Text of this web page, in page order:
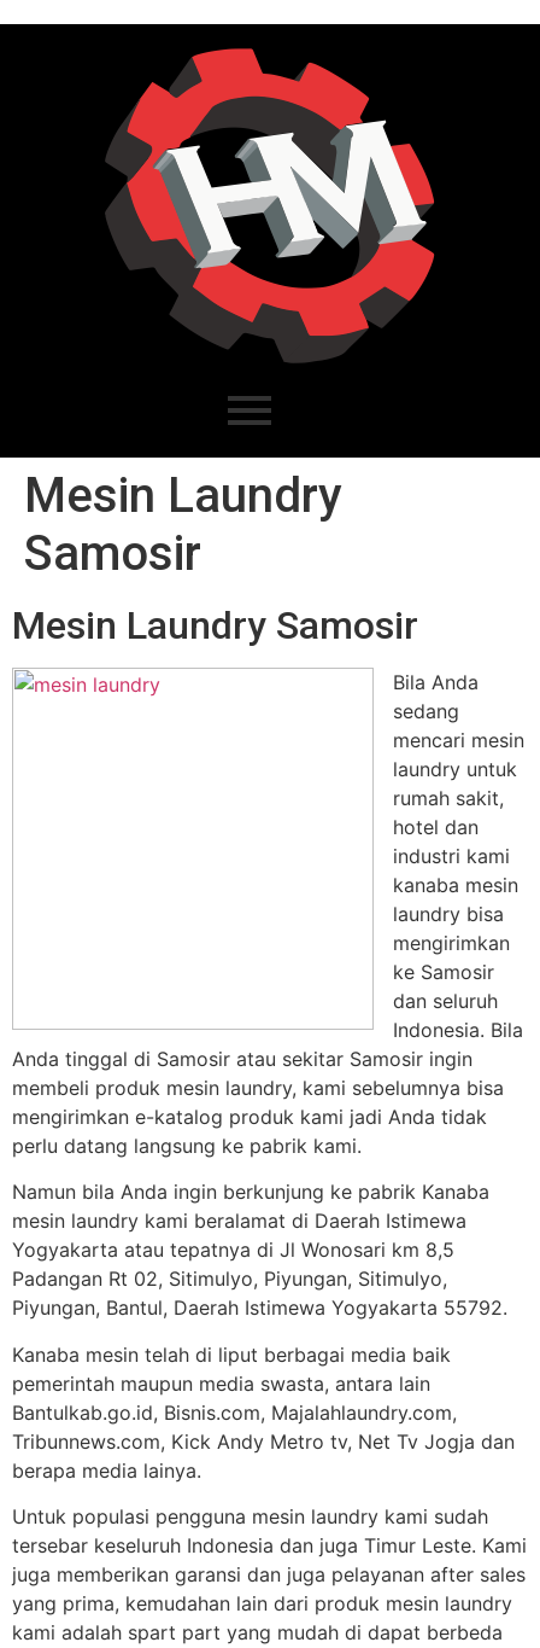
Mesin Laundry
Samosir
Mesin Laundry Samosir
Bila Anda
sedang
mencari mesin
laundry untuk
rumah sakit,
hotel dan
industri kami
kanaba mesin
laundry bisa
mengirimkan
ke Samosir
dan seluruh
Indonesia. Bila
Anda tinggal di Samosir atau sekitar Samosir ingin
membeli produk mesin laundry, kami sebelumnya bisa
mengirimkan e-katalog produk kami jadi Anda tidak
perlu datang langsung ke pabrik kami.
Namun bila Anda ingin berkunjung ke pabrik Kanaba
mesin laundry kami beralamat di Daerah Istimewa
Yogyakarta atau tepatnya di Jl Wonosari km 8,5
Padangan Rt 02, Sitimulyo, Piyungan, Sitimulyo,
Piyungan, Bantul, Daerah Istimewa Yogyakarta 55792.
Kanaba mesin telah di liput berbagai media baik
pemerintah maupun media swasta, antara lain
Bantulkab.go.id, Bisnis.com, Majalahlaundry.com,
Tribunnews.com, Kick Andy Metro tv, Net Tv Jogja dan
berapa media lainya.
Untuk populasi pengguna mesin laundry kami sudah
tersebar keseluruh Indonesia dan juga Timur Leste. Kami
juga memberikan garansi dan juga pelayanan after sales
yang prima, kemudahan lain dari produk mesin laundry
kami adalah spart part yang mudah di dapat berbeda